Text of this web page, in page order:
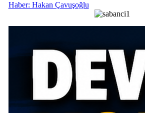
Haber: Hakan Çavuşoğlu